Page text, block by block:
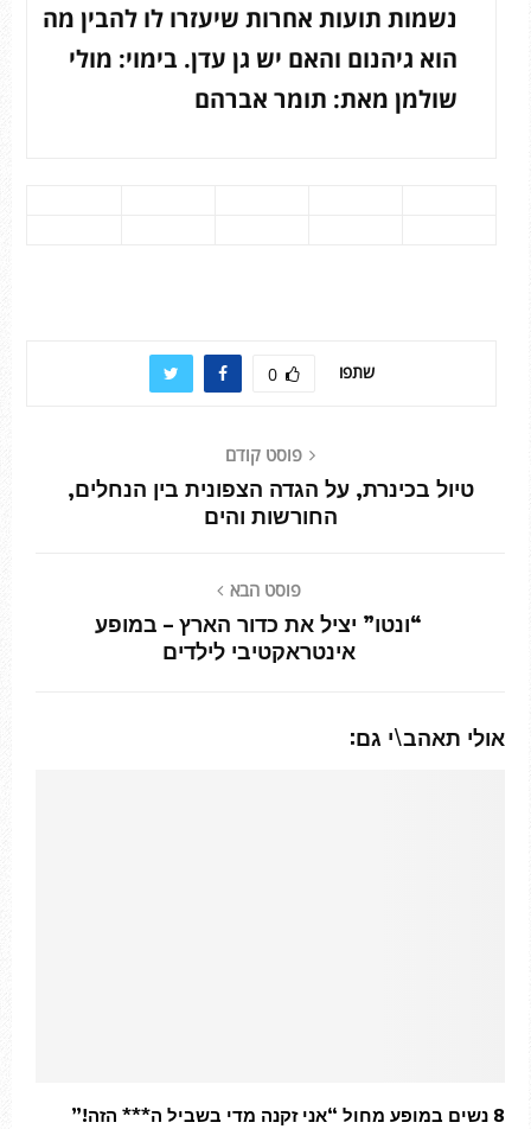
נשמות תועות אחרות שיעזרו לו להבין מה
הוא גיהנום והאם יש גן עדן. בימוי: מולי
שולמן מאת: תומר אברהם
שתפו 0
פוסט קודם
טיול בכינרת, על הגדה הצפונית בין הנחלים,
החורשות והים
פוסט הבא
“ונטו” יציל את כדור הארץ – במופע
אינטראקטיבי לילדים
אולי תאהב\י גם:
8 נשים במופע מחול “אני זקנה מדי בשביל ה*** הזה!”